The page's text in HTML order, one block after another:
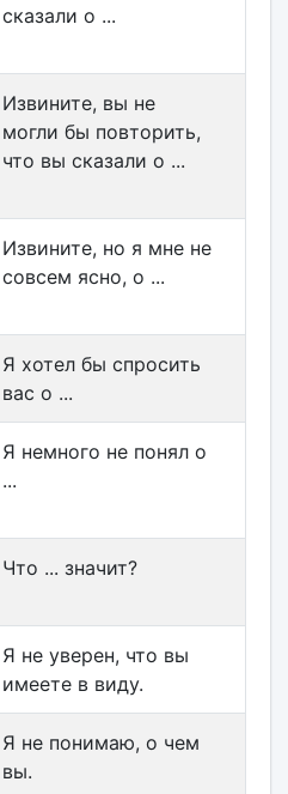
сказали о ...
Извините, вы не
могли бы повторить,
что вы сказали о ...
Извините, но я мне не
совсем ясно, о ...
Я хотел бы спросить
вас о ...
Я немного не понял о
...
Что ... значит?
Я не уверен, что вы
имеете в виду.
Я не понимаю, о чем
вы.